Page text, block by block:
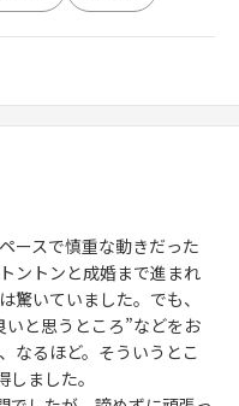
ースで慎重な動きだった
ントンと成婚まで進まれ
驚いていました。でも、
いと思うところ”などをお
なるほど。そういうとこ
ました。